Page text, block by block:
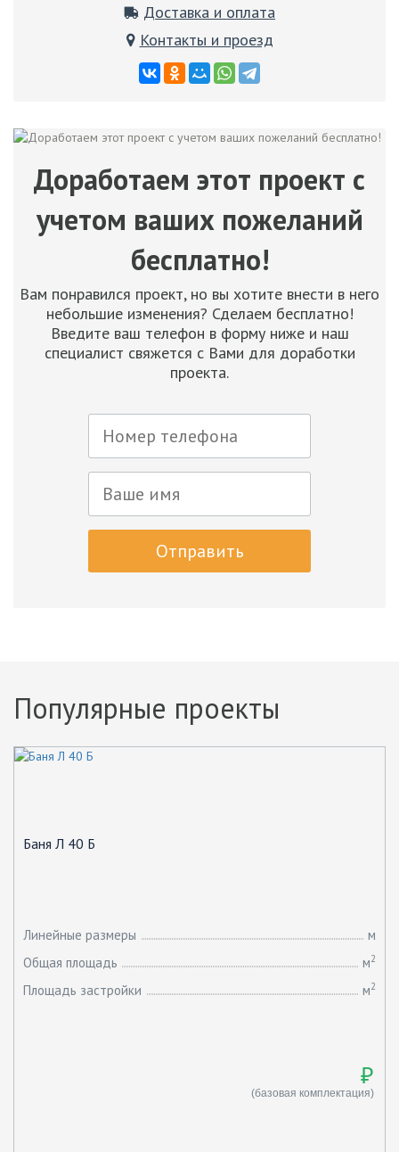
Доставка и оплата
Контакты и проезд
Доработаем этот проект с
учетом ваших пожеланий
бесплатно!
Вам понравился проект, но вы хотите внести в него
небольшие изменения? Сделаем бесплатно!
Введите ваш телефон в форму ниже и наш
специалист свяжется с Вами для доработки
проекта.
Отправить
Популярные проекты
Баня Л 40 Б
Линейные размеры
м
Общая площадь
м2
Площадь застройки м2
₽
(базовая комплектация)